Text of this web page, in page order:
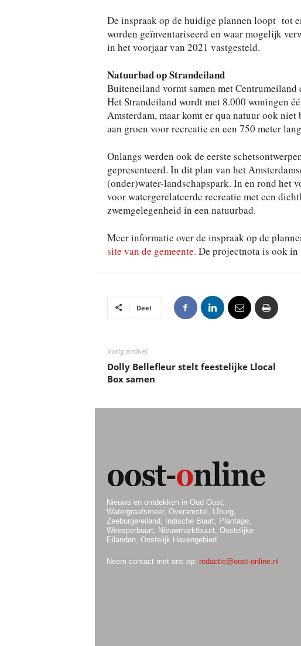
De inspraak op de huidige plannen loopt tot
worden geïnventariseerd en waar mogelijk
in het voorjaar van 2021 vastgesteld.
Natuurbad op Strandeiland
Buiteneiland vormt samen met
Het Strandeiland wordt met 8.000 woningen
Amsterdam, maar komt er qua natuur ook
aan groen voor recreatie en een 750 meter
Onlangs werden ook de eerste
gepresenteerd. In dit plan van het
(onder)water-landschapspark. In en rond het
voor watergerelateerde recreatie met een
zwemgelegenheid in een natuurbad.
Meer informatie over de inspraak op de
site van de gemeente. De projectnota is ook in
Deel
Vorig artikel
Dolly Bellefleur stelt feestelijke Llocal
Box samen
Nieuws en ontdekken in Oud Oost,
Watergraafsmeer, Overamstel, IJburg,
Zeeburgereiland, Indische Buurt, Plantage,
Weesperbuurt, Nieuwmarktbuurt, Oostelijke
Eilanden, Oostelijk Havengebied.
Neem contact met ons op: redactie@oost-online.nl